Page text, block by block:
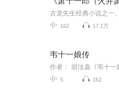
162 17.1万
韦十一娘传
5 162